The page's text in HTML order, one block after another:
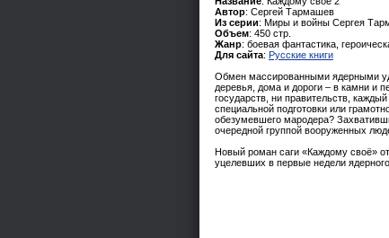
Автор: Сергей Тармашев
Из серии: Миры и войны Сергея
Объем: 450 стр.
Жанр: боевая фантастика,
Для сайта: Русские книги
Обмен массированными ядерными
деревья, дома и дороги – в камни и
государств, ни правительств,
специальной подготовки или
обезумевшего мародера?
очередной группой вооруженных
Новый роман саги «Каждому своё»
уцелевших в первые недели